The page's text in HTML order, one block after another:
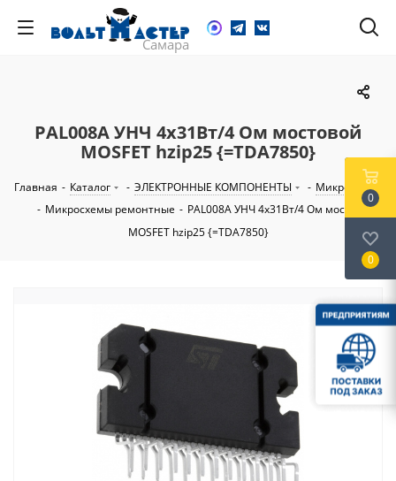
PAL008A УНЧ 4х31Вт/4 Ом мостовой
MOSFET hzip25 {=TDA7850}
Главная - Каталог - ЭЛЕКТРОННЫЕ КОМПОНЕНТЫ - Микросхемы
- Микросхемы ремонтные - PAL008A УНЧ 4х31Вт/4 Ом мостовой
MOSFET hzip25 {=TDA7850}
0
0